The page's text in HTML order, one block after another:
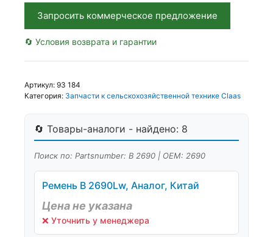
Запросить коммерческое предложение
🔄 Условия возврата и гарантии
Артикул: 93 184
Категория: Запчасти к сельскохозяйственной технике Claas
🔄 Товары-аналоги - найдено: 8
Поиск по: Partsnumber: В 2690 | OEM: 2690
Ремень B 2690Lw, Аналог, Китай
Цена не указана
❌ Уточнить у менеджера